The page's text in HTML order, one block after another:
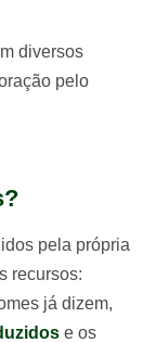
diversos
pelo
pela própria
recursos:
já dizem,
e os